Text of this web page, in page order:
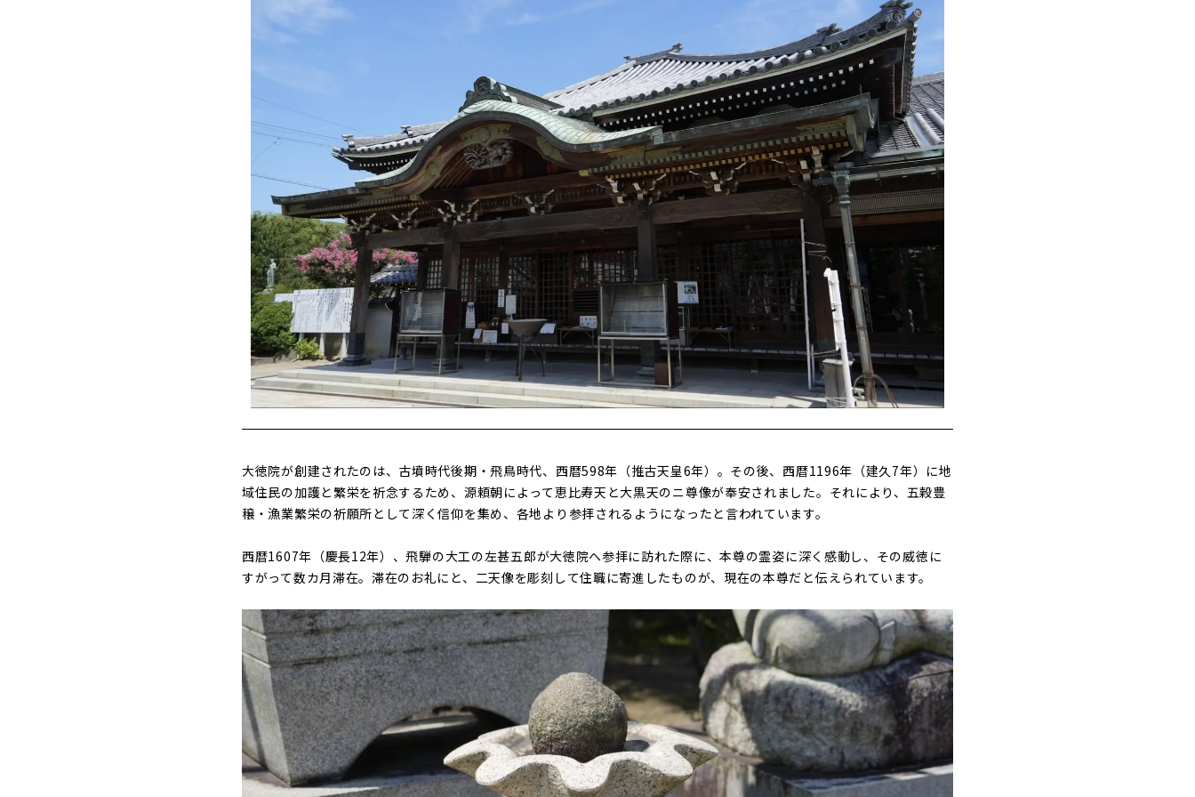
大徳院が創建されたのは、古墳時代後期・飛鳥時代、西暦598年（推古天皇6年）。その後、西暦1196年（建久7年）に地
域住民の加護と繁栄を祈念するため、源頼朝によって恵比寿天と大黒天のニ尊像が奉安されました。それにより、五穀豊
穣・漁業繁栄の祈願所として深く信仰を集め、各地より参拝されるようになったと言われています。
西暦1607年（慶長12年）、飛騨の大工の左甚五郎が大徳院へ参拝に訪れた際に、本尊の霊姿に深く感動し、その威徳に
すがって数カ月滞在。滞在のお礼にと、二天像を彫刻して住職に寄進したものが、現在の本尊だと伝えられています。